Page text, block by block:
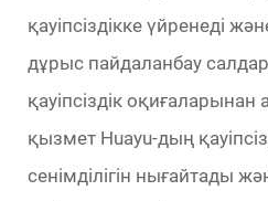
қауіпсіздікке үйренеді
дұрыс пайдаланбау
қауіпсіздік
қызмет Huayu-дың
сенімділігін нығайтады